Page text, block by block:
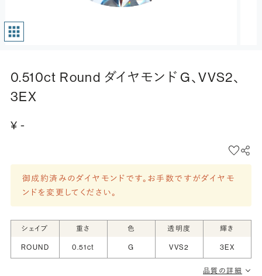
0.510ct Round ダイヤモンド G、VVS2、
3EX
¥ -
御成約済みのダイヤモンドです。お手数ですがダイヤモ
ンドを変更してください。
シェイプ 重さ 色 透明度 輝き
ROUND 0.51ct G VVS2 3EX
品質の詳細